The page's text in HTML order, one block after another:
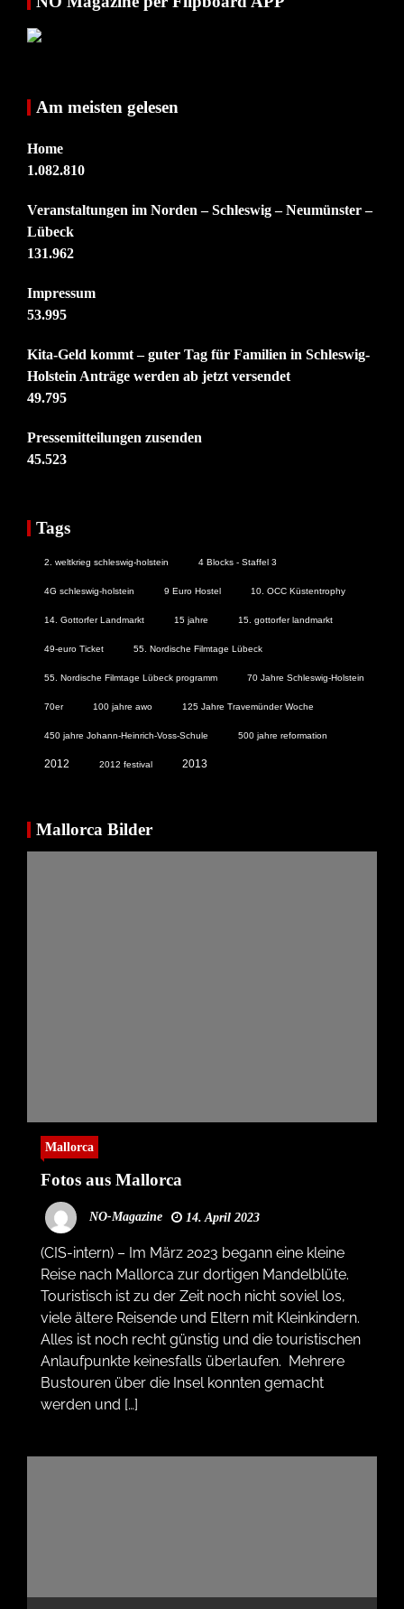
Am meisten gelesen
Home
1.082.810
Veranstaltungen im Norden – Schleswig – Neumünster –
Lübeck
131.962
Impressum
53.995
Kita-Geld kommt – guter Tag für Familien in Schleswig-
Holstein Anträge werden ab jetzt versendet
49.795
Pressemitteilungen zusenden
45.523
Tags
2. weltkrieg schleswig-holstein 4 Blocks - Staffel 3
4G schleswig-holstein 9 Euro Hostel 10. OCC Küstentrophy
14. Gottorfer Landmarkt 15 jahre 15. gottorfer landmarkt
49-euro Ticket 55. Nordische Filmtage Lübeck
55. Nordische Filmtage Lübeck programm 70 Jahre Schleswig-Holstein
70er 100 jahre awo 125 Jahre Travemünder Woche
450 jahre Johann-Heinrich-Voss-Schule 500 jahre reformation
2012 2012 festival 2013
Mallorca Bilder
Mallorca
Fotos aus Mallorca
NO-Magazine 14. April 2023
(CIS-intern) – Im März 2023 begann eine kleine
Reise nach Mallorca zur dortigen Mandelblüte.
Touristisch ist zu der Zeit noch nicht soviel los,
viele ältere Reisende und Eltern mit Kleinkindern.
Alles ist noch recht günstig und die touristischen
Anlaufpunkte keinesfalls überlaufen. Mehrere
Bustouren über die Insel konnten gemacht
werden und […]